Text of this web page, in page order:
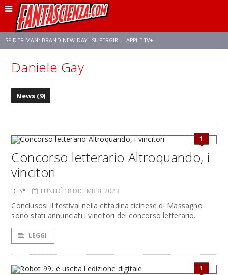
SPIDER-MAN: BRAND NEW DAY SUPERGIRL APPLE TV+
FRANCO RICCIARDIELLO ZENDAYA
Daniele Gay
News (9)
1
Concorso letterario Altroquando, i
vincitori
DI S* LUNEDÌ 18 DICEMBRE 2023
Conclusosi il festival nella cittadina ticinese di Massagno
sono stati annunciati i vincitori del concorso letterario.
LEGGI
1